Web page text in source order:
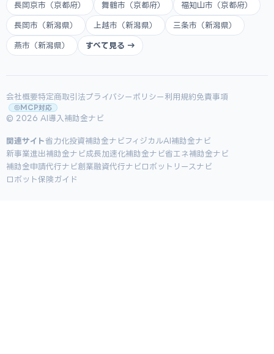
長岡京市（京都府） 舞鶴市（京都府） 福知山市（京都府）
長岡市（新潟県） 上越市（新潟県） 三条市（新潟県）
燕市（新潟県） すべて見る →
会社概要特定商取引法プライバシーポリシー 利用規約免責事項
MCP対応
© 2026 AI導入補助金ナビ
関連サイト省力化投資補助金ナビ フィジカルAI補助金ナビ
新事業進出補助金ナビ成長加速化補助金ナビ省エネ補助金ナビ
補助金申請代行ナビ創業融資代行ナビ ロボットリースナビ
ロボット保険ガイド